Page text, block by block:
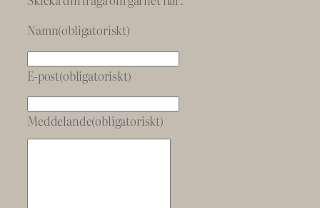
Namn(obligatoriskt)
E-post(obligatoriskt)
Meddelande(obligatoriskt)